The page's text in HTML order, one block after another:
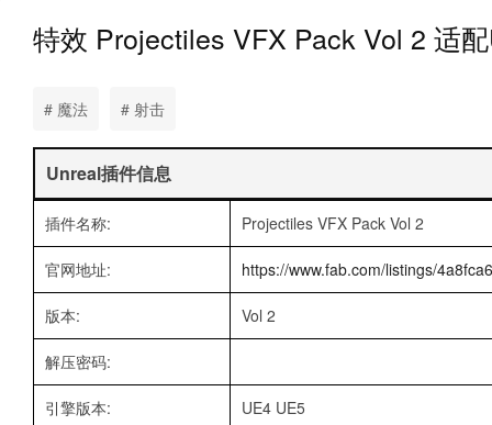
特效 Projectiles VFX Pack Vol 2 适
# 魔法 # 射击
Unreal插件信息
插件名称: Projectiles VFX Pack Vol 2
官网地址: https://www.fab.com/listings/
版本: Vol 2
解压密码:
引擎版本: UE4 UE5